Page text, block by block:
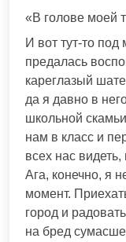
«В голове
И вот тут-то под
предалась
кареглазый
да я давно в
школьной
нам в класс и
всех нас видеть,
Ага, конечно, я
момент.
город и
на бред